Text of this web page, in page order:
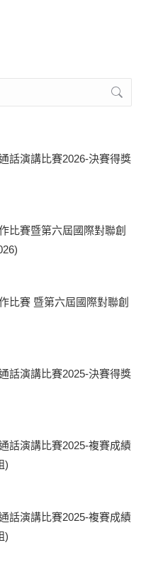
話演講比賽2026-決賽得獎
比賽暨第六屆國際對聯創
比賽 暨第六屆國際對聯創
話演講比賽2025-決賽得獎
話演講比賽2025-複賽成績
)
話演講比賽2025-複賽成績
)